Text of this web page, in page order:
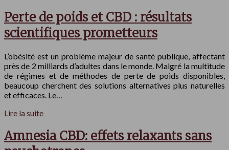
Perte de poids et CBD : résultats
scientifiques prometteurs
L’obésité est un problème majeur de santé publique, affectant
près de 2 milliards d’adultes dans le monde. Malgré la multitude
de régimes et de méthodes de perte de poids disponibles,
beaucoup cherchent des solutions alternatives plus naturelles
et efficaces. Le…
Lire la suite
Amnesia CBD: effets relaxants sans